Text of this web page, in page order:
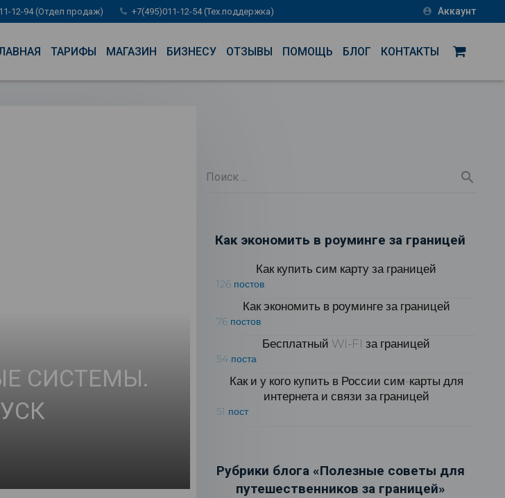
12-94 (Отдел продаж) +7(495)011-12-54 (Тех.поддержка) account_circle Аккаунт
ТАРИФЫ МАГАЗИН БИЗНЕСУ ОТЗЫВЫ ПОМОЩЬ БЛОГ КОНТАКТЫ
СИСТЕМЫ.
Как экономить в роуминге за границей
Как купить сим карту за границей
126 постов
Как экономить в роуминге за границей
76 постов
Бесплатный WI-FI за границей
54 поста
Как и у кого купить в России сим-карты для
интернета и связи за границей
51 пост
Рубрики блога «Полезные советы для
путешественников за границей»